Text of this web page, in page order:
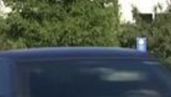
Video